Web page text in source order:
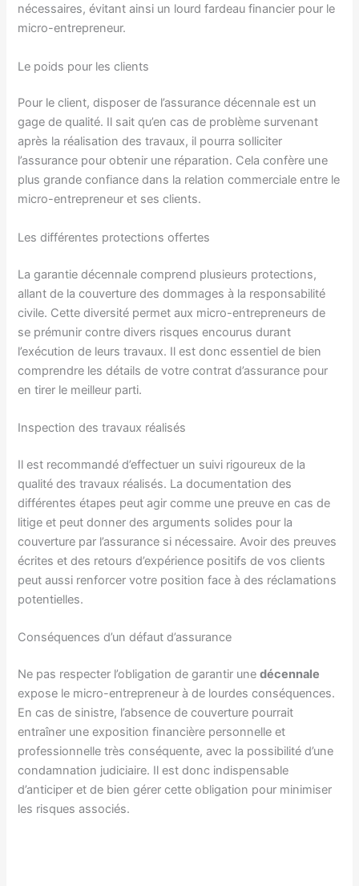
nécessaires, évitant ainsi un lourd fardeau financier pour le
micro-entrepreneur.
Le poids pour les clients
Pour le client, disposer de l’assurance décennale est un
gage de qualité. Il sait qu’en cas de problème survenant
après la réalisation des travaux, il pourra solliciter
l’assurance pour obtenir une réparation. Cela confère une
plus grande confiance dans la relation commerciale entre le
micro-entrepreneur et ses clients.
Les différentes protections offertes
La garantie décennale comprend plusieurs protections,
allant de la couverture des dommages à la responsabilité
civile. Cette diversité permet aux micro-entrepreneurs de
se prémunir contre divers risques encourus durant
l’exécution de leurs travaux. Il est donc essentiel de bien
comprendre les détails de votre contrat d’assurance pour
en tirer le meilleur parti.
Inspection des travaux réalisés
Il est recommandé d’effectuer un suivi rigoureux de la
qualité des travaux réalisés. La documentation des
différentes étapes peut agir comme une preuve en cas de
litige et peut donner des arguments solides pour la
couverture par l’assurance si nécessaire. Avoir des preuves
écrites et des retours d’expérience positifs de vos clients
peut aussi renforcer votre position face à des réclamations
potentielles.
Conséquences d’un défaut d’assurance
Ne pas respecter l’obligation de garantir unedécennale
expose le micro-entrepreneur à de lourdes conséquences.
En cas de sinistre, l’absence de couverture pourrait
entraîner une exposition financière personnelle et
professionnelle très conséquente, avec la possibilité d’une
condamnation judiciaire. Il est donc indispensable
d’anticiper et de bien gérer cette obligation pour minimiser
les risques associés.